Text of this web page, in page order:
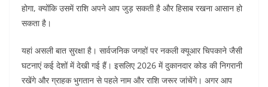
होगा, क्योंकि उसमें राशि अपने आप जुड़ सकती है और हिसाब रखना आसान हो
सकता है।
यहां असली बात सुरक्षा है। सार्वजनिक जगहों पर नकली क्यूआर चिपकाने जैसी
घटनाएं कई देशों में देखी गई हैं। इसलिए 2026 में दुकानदार कोड की निगरानी
रखेंगे और ग्राहक भुगतान से पहले नाम और राशि जरूर जांचेंगे। अगर आप